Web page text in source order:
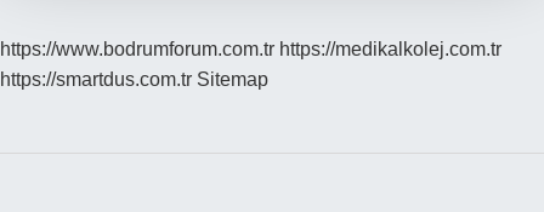
https://www.bodrumforum.com.tr https://medikalkolej.com.tr
https://smartdus.com.tr Sitemap